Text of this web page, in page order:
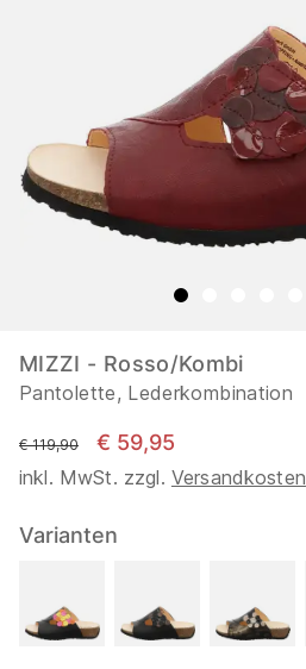
MIZZI - Rosso/Kombi
Pantolette, Lederkombination
statt
€ 119,90 € 59,95
inkl. MwSt. zzgl. Versandkosten
Varianten